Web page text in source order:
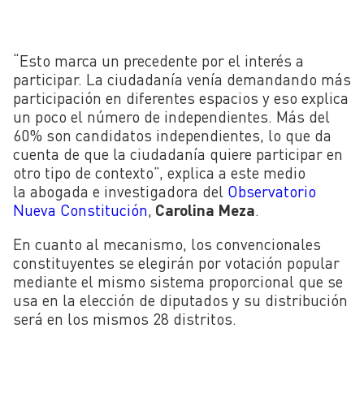
“Esto marca un precedente por el interés a
participar. La ciudadanía venía demandando más
participación en diferentes espacios y eso explica
un poco el número de independientes. Más del
60% son candidatos independientes, lo que da
cuenta de que la ciudadanía quiere participar en
otro tipo de contexto”, explica a este medio
la abogada e investigadora del Observatorio
Nueva Constitución, Carolina Meza.
En cuanto al mecanismo, los convencionales
constituyentes se elegirán por votación popular
mediante el mismo sistema proporcional que se
usa en la elección de diputados y su distribución
será en los mismos 28 distritos.